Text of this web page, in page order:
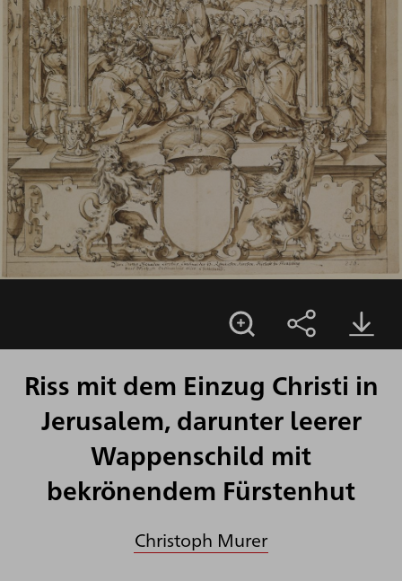
Riss mit dem Einzug Christi in
Jerusalem, darunter leerer
Wappenschild mit
bekrönendem Fürstenhut
Christoph Murer